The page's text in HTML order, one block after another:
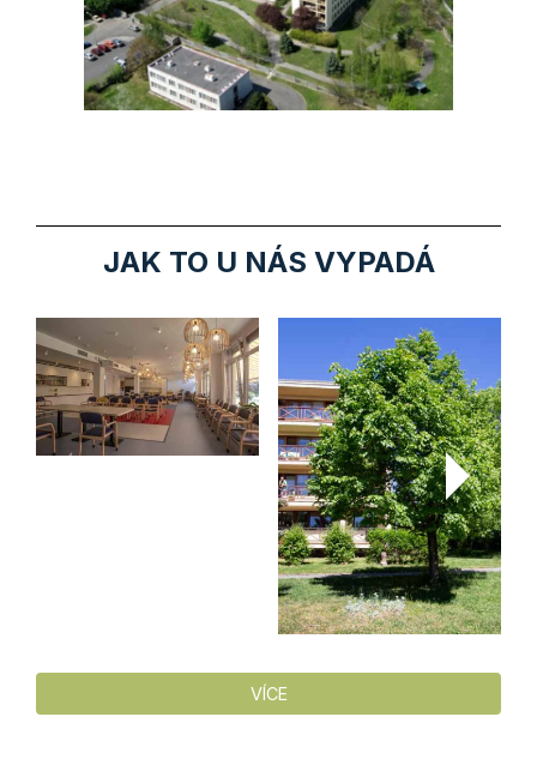
JAK TO U NÁS VYPADÁ
VÍCE